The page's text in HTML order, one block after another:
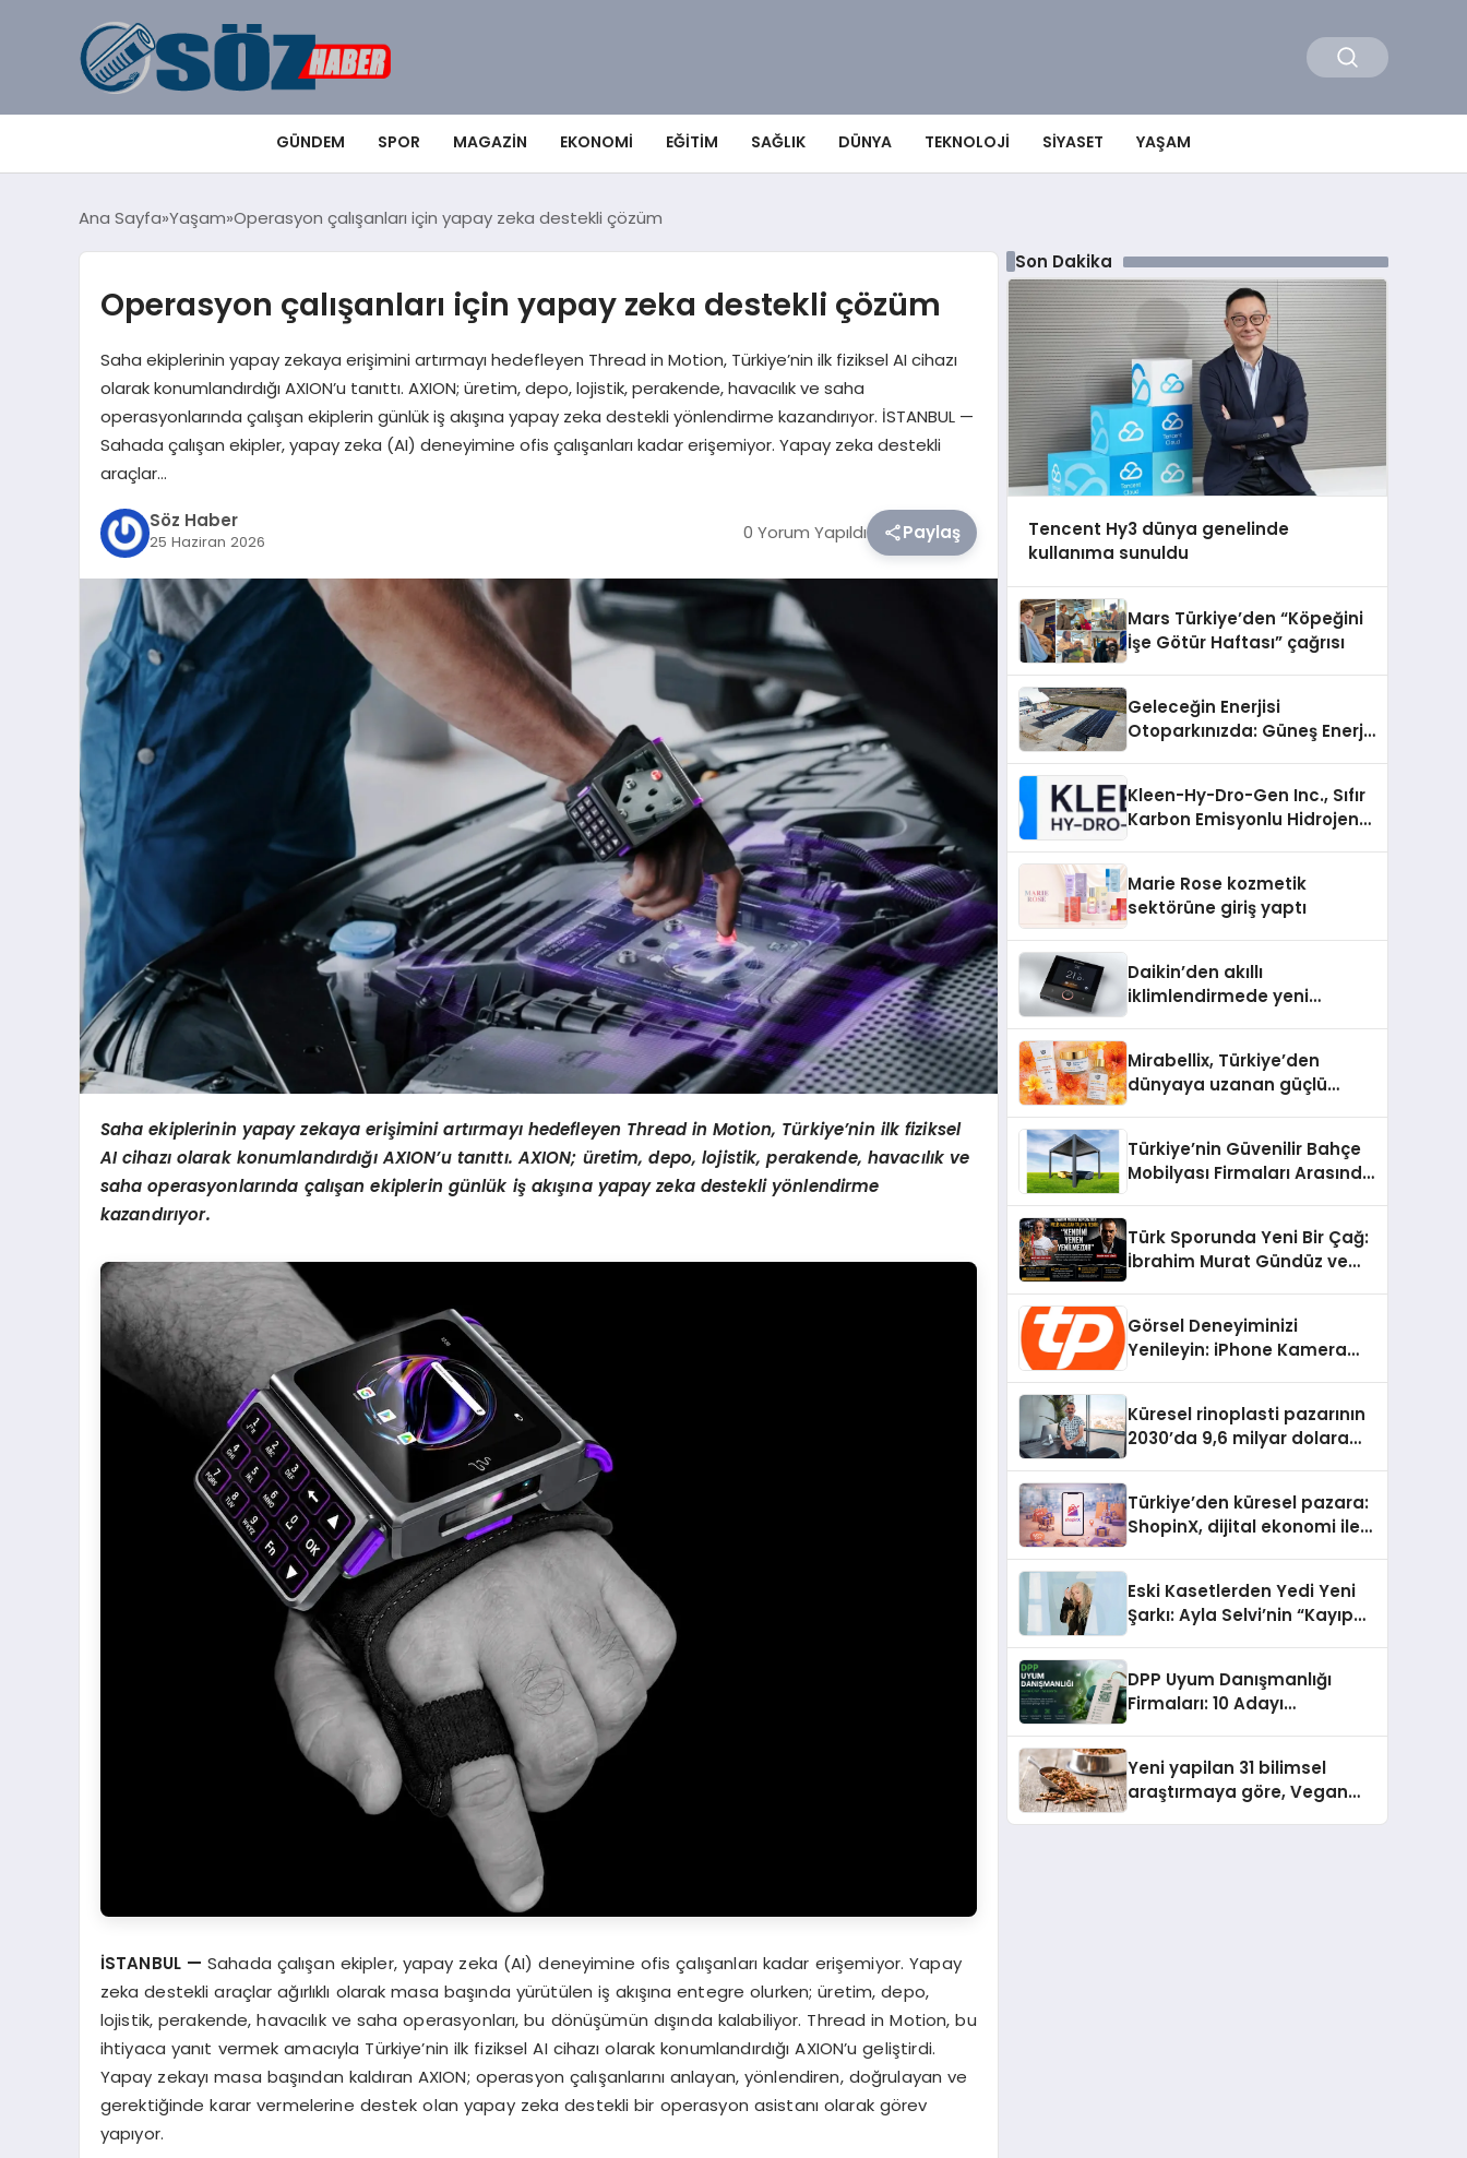
GÜNDEM SPOR MAGAZIN EKONOMI EĞITIM SAĞLIK DÜNYA TEKNOLOJI SIYASET YAŞAM
Ana Sayfa Yaşam Operasyon çalışanları için yapay zeka destekli çözüm
Operasyon çalışanları için yapay zeka destekli çözüm
Saha ekiplerinin yapay zekaya erişimini artırmayı hedefleyen Thread in Motion, Türkiye’nin ilk fiziksel AI cihazı
olarak konumlandırdığı AXION’u tanıttı. AXION; üretim, depo, lojistik, perakende, havacılık ve saha
operasyonlarında çalışan ekiplerin günlük iş akışına yapay zeka destekli yönlendirme kazandırıyor. İSTANBUL —
Sahada çalışan ekipler, yapay zeka (AI) deneyimine ofis çalışanları kadar erişemiyor. Yapay zeka destekli
araçlar…
Söz Haber
25 Haziran 2026 0 Yorum Yapıldı Paylaş
Saha ekiplerinin yapay zekaya erişimini artırmayı hedefleyen Thread in Motion, Türkiye’nin ilk fiziksel
AI cihazı olarak konumlandırdığı AXION’u tanıttı. AXION; üretim, depo, lojistik, perakende, havacılık ve
saha operasyonlarında çalışan ekiplerin günlük iş akışına yapay zeka destekli yönlendirme
kazandırıyor.
İSTANBUL — Sahada çalışan ekipler, yapay zeka (AI) deneyimine ofis çalışanları kadar erişemiyor. Yapay
zeka destekli araçlar ağırlıklı olarak masa başında yürütülen iş akışına entegre olurken; üretim, depo,
lojistik, perakende, havacılık ve saha operasyonları, bu dönüşümün dışında kalabiliyor. Thread in Motion, bu
ihtiyaca yanıt vermek amacıyla Türkiye’nin ilk fiziksel AI cihazı olarak konumlandırdığı AXION’u geliştirdi.
Yapay zekayı masa başından kaldıran AXION; operasyon çalışanlarını anlayan, yönlendiren, doğrulayan ve
gerektiğinde karar vermelerine destek olan yapay zeka destekli bir operasyon asistanı olarak görev
yapıyor.
Son Dakika
Tencent Hy3 dünya genelinde
kullanıma sunuldu
Mars Türkiye’den “Köpeğini
İşe Götür Haftası” çağrısı
Geleceğin Enerjisi
Otoparkınızda: Güneş Enerjili
Kleen-Hy-Dro-Gen Inc., Sıfır
Karbon Emisyonlu Hidrojen
Aldı
Marie Rose kozmetik
sektörüne giriş yaptı
Daikin’den akıllı
iklimlendirmede yeni
Mirabellix, Türkiye’den
dünyaya uzanan güçlü
Türkiye’nin Güvenilir Bahçe
Mobilyası Firmaları Arasında
Türk Sporunda Yeni Bir Çağ:
İbrahim Murat Gündüz ve
Görsel Deneyiminizi
Yenileyin: iPhone Kamera
Küresel rinoplasti pazarının
2030’da 9,6 milyar dolara
Türkiye’den küresel pazara:
ShopinX, dijital ekonomi ile
Eski Kasetlerden Yedi Yeni
Şarkı: Ayla Selvi’nin “Kayıp
DPP Uyum Danışmanlığı
Firmaları: 10 Adayı
Yeni yapilan 31 bilimsel
araştırmaya göre, Vegan